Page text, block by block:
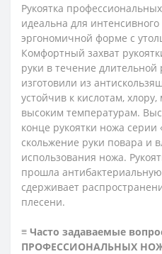
Рукоятка
идеальна для
эргономичной форме с
Комфортный захват
руки в течение длительной
изготовили из
устойчив к кислотам,
высоким температурам.
конце рукоятки ножа
скольжение руки повара и
использования ножа.
прошла антибактериальную
сдерживает
плесени.
≡ Часто задаваемые
ПРОФЕССИОНАЛЬНЫХ